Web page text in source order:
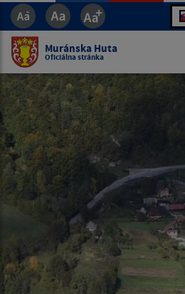
Muránska Huta
Oficiálna stránka